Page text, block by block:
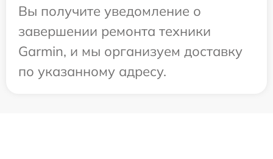
Вы получите уведомление о
завершении ремонта техники
Garmin, и мы организуем доставку
по указанному адресу.